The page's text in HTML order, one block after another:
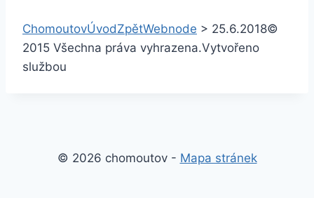
ChomoutovÚvodZpětWebnode > 25.6.2018©
2015 Všechna práva vyhrazena.Vytvořeno
službou
© 2026 chomoutov - Mapa stránek